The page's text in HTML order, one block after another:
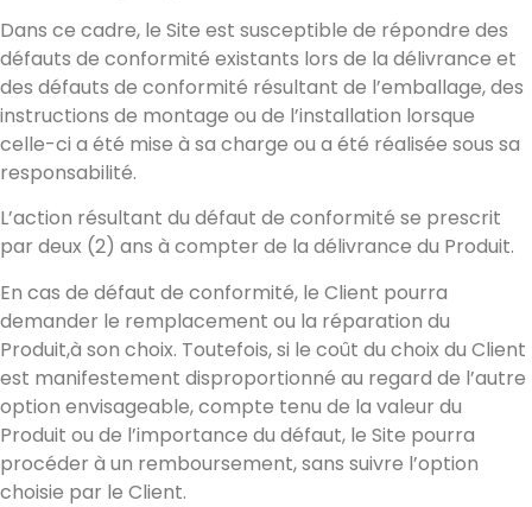
Dans ce cadre, le Site est susceptible de répondre des
défauts de conformité existants lors de la délivrance et
des défauts de conformité résultant de l’emballage, des
instructions de montage ou de l’installation lorsque
celle-ci a été mise à sa charge ou a été réalisée sous sa
responsabilité.
L’action résultant du défaut de conformité se prescrit
par deux (2) ans à compter de la délivrance du Produit.
En cas de défaut de conformité, le Client pourra
demander le remplacement ou la réparation du
Produit,à son choix. Toutefois, si le coût du choix du Client
est manifestement disproportionné au regard de l’autre
option envisageable, compte tenu de la valeur du
Produit ou de l’importance du défaut, le Site pourra
procéder à un remboursement, sans suivre l’option
choisie par le Client.